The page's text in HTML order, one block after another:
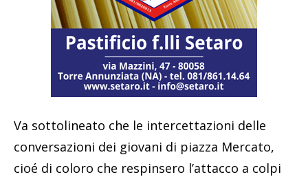
Va sottolineato che le intercettazioni delle
conversazioni dei giovani di piazza Mercato,
cioé di coloro che respinsero l’attacco a colpi